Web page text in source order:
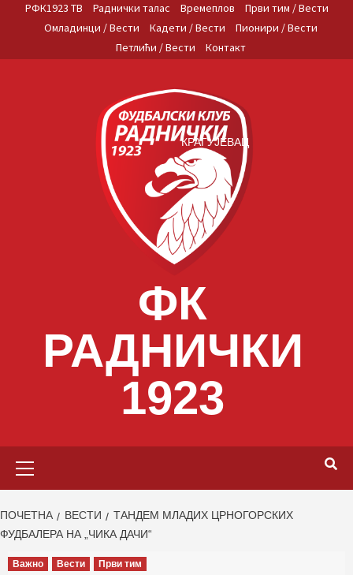
РФК1923 ТВ Раднички талас Времеплов
Први тим / Вести
Омладинци / Вести
Кадети / Вести
Пионири / Вести
Петлићи / Вести
Контакт
ФК
РАДНИЧКИ
1923
КРАГУЈЕВАЦ
ПОЧЕТНА ВЕСТИ
ТАНДЕМ МЛАДИХ ЦРНОГОРСКИХ
ФУДБАЛЕРА НА „ЧИКА ДАЧИ“
Важно Вести Први тим